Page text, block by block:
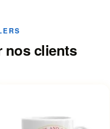
nos clients